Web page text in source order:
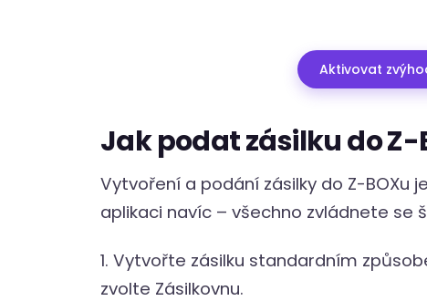
Aktivovat
Jak podat zásilku do
Vytvoření a podání zásilky do Z-BOXu
aplikaci navíc – všechno zvládnete se
1. Vytvořte zásilku standardním
zvolte Zásilkovnu.